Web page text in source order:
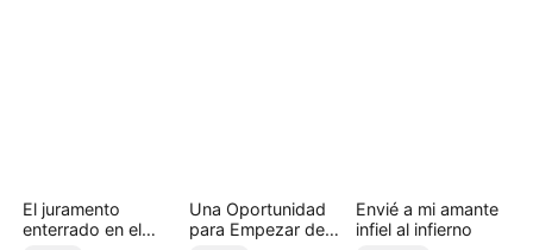
El juramento
enterrado en el
Una Oportunidad
para Empezar de
Envié a mi amante
infiel al infierno